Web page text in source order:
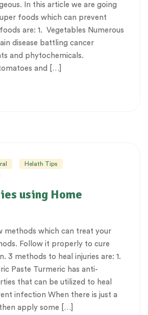
In this article we are going
foods which can prevent
are: 1. Vegetables Numerous
disease battling cancer
and phytochemicals.
and […]
Helath Tips
using Home
methods which can treat your
Follow it properly to cure
3 methods to heal injuries are: 1.
Paste Turmeric has anti-
that can be utilized to heal
infection When there is just a
apply some […]